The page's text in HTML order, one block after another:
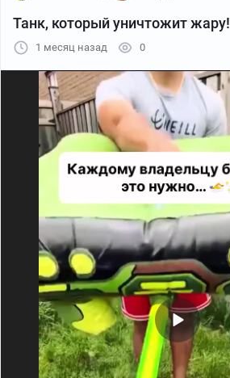
Танк, который уничтожит жару!
1 месяц назад 0